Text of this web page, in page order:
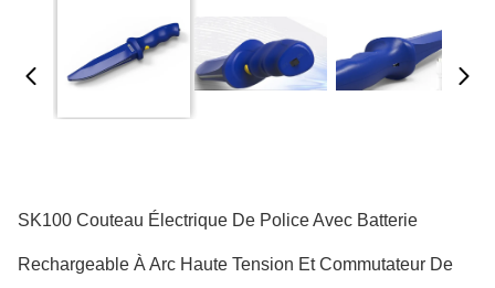
SK100 Couteau Électrique De Police Avec Batterie
Rechargeable À Arc Haute Tension Et Commutateur De